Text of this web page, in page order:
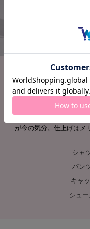
きれいも
抜け感ま
サテンの艶でほんのりド
ープンカラーで抜け感を
が今の気分。仕上げはメ
シャ
パン
キャ
シュ